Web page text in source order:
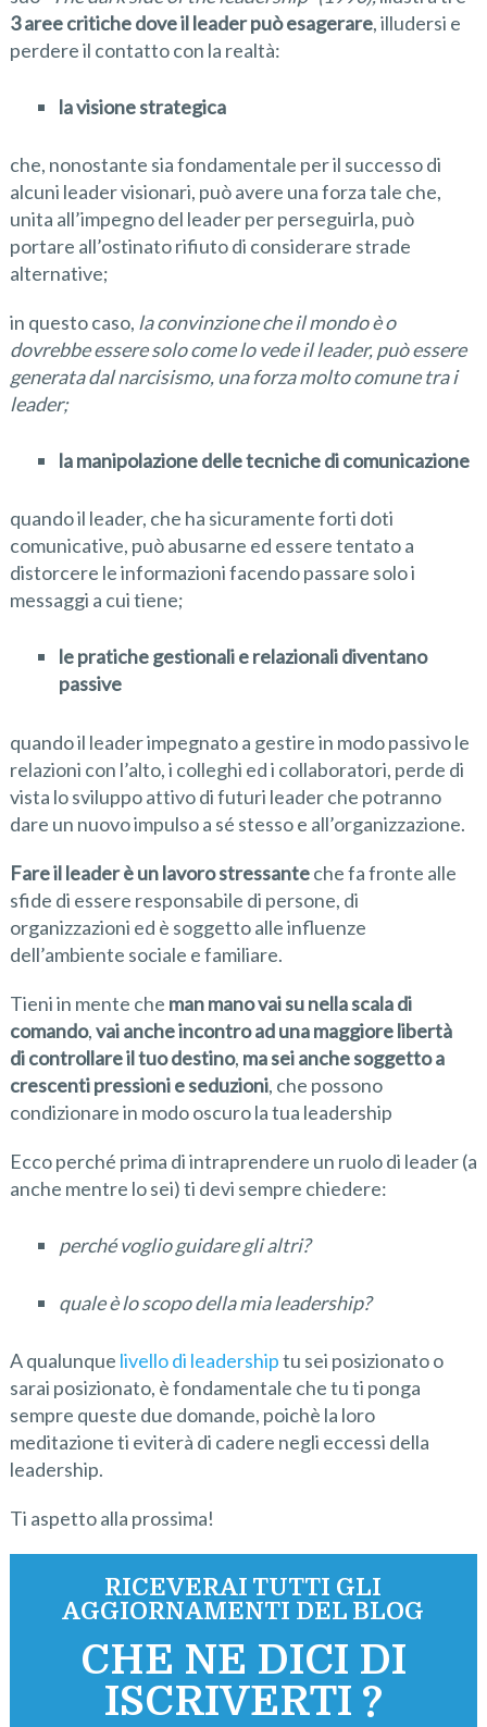
3 aree critiche dove il leader può esagerare, illudersi e
perdere il contatto con la realtà:
la visione strategica
che, nonostante sia fondamentale per il successo di
alcuni leader visionari, può avere una forza tale che,
unita all’impegno del leader per perseguirla, può
portare all’ostinato rifiuto di considerare strade
alternative;
in questo caso, la convinzione che il mondo è o
dovrebbe essere solo come lo vede il leader, può essere
generata dal narcisismo, una forza molto comune tra i
leader;
la manipolazione delle tecniche di comunicazione
quando il leader, che ha sicuramente forti doti
comunicative, può abusarne ed essere tentato a
distorcere le informazioni facendo passare solo i
messaggi a cui tiene;
le pratiche gestionali e relazionali diventano
passive
quando il leader impegnato a gestire in modo passivo le
relazioni con l’alto, i colleghi ed i collaboratori, perde di
vista lo sviluppo attivo di futuri leader che potranno
dare un nuovo impulso a sé stesso e all’organizzazione.
Fare il leader è un lavoro stressanteche fa fronte alle
sfide di essere responsabile di persone, di
organizzazioni ed è soggetto alle influenze
dell’ambiente sociale e familiare.
Tieni in mente che man mano vai su nella scala di
comando,vai anche incontro ad una maggiore libertà
di controllare il tuo destino, masei anche soggetto a
crescenti pressioni e seduzioni, che possono
condizionare in modo oscuro la tua leadership
Ecco perché prima di intraprendere un ruolo di leader (a
anche mentre lo sei) ti devi sempre chiedere:
perché voglio guidare gli altri?
quale è lo scopo della mia leadership?
A qualunque livello di leadershiptu sei posizionato o
sarai posizionato, è fondamentale che tu ti ponga
sempre queste due domande, poichè la loro
meditazione ti eviterà di cadere negli eccessi della
leadership.
Ti aspetto alla prossima!
RICEVERAI TUTTI GLI
AGGIORNAMENTI DEL BLOG
CHE NE DICI DI
ISCRIVERTI ?